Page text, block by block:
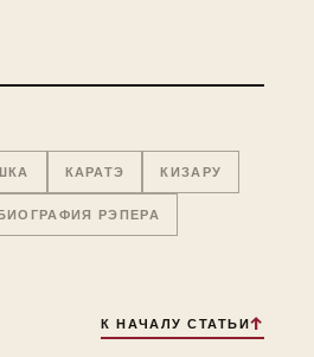
КАРАТЭ КИЗАРУ
РЭПЕРА
К НАЧАЛУ СТАТЬИ